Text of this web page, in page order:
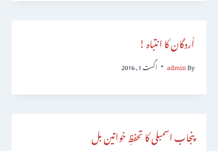
اُردگان کا انتباہ !
By
admin اگست 1, 2016
پنجاب اسمبلی کا تحفظِ خواتین بل